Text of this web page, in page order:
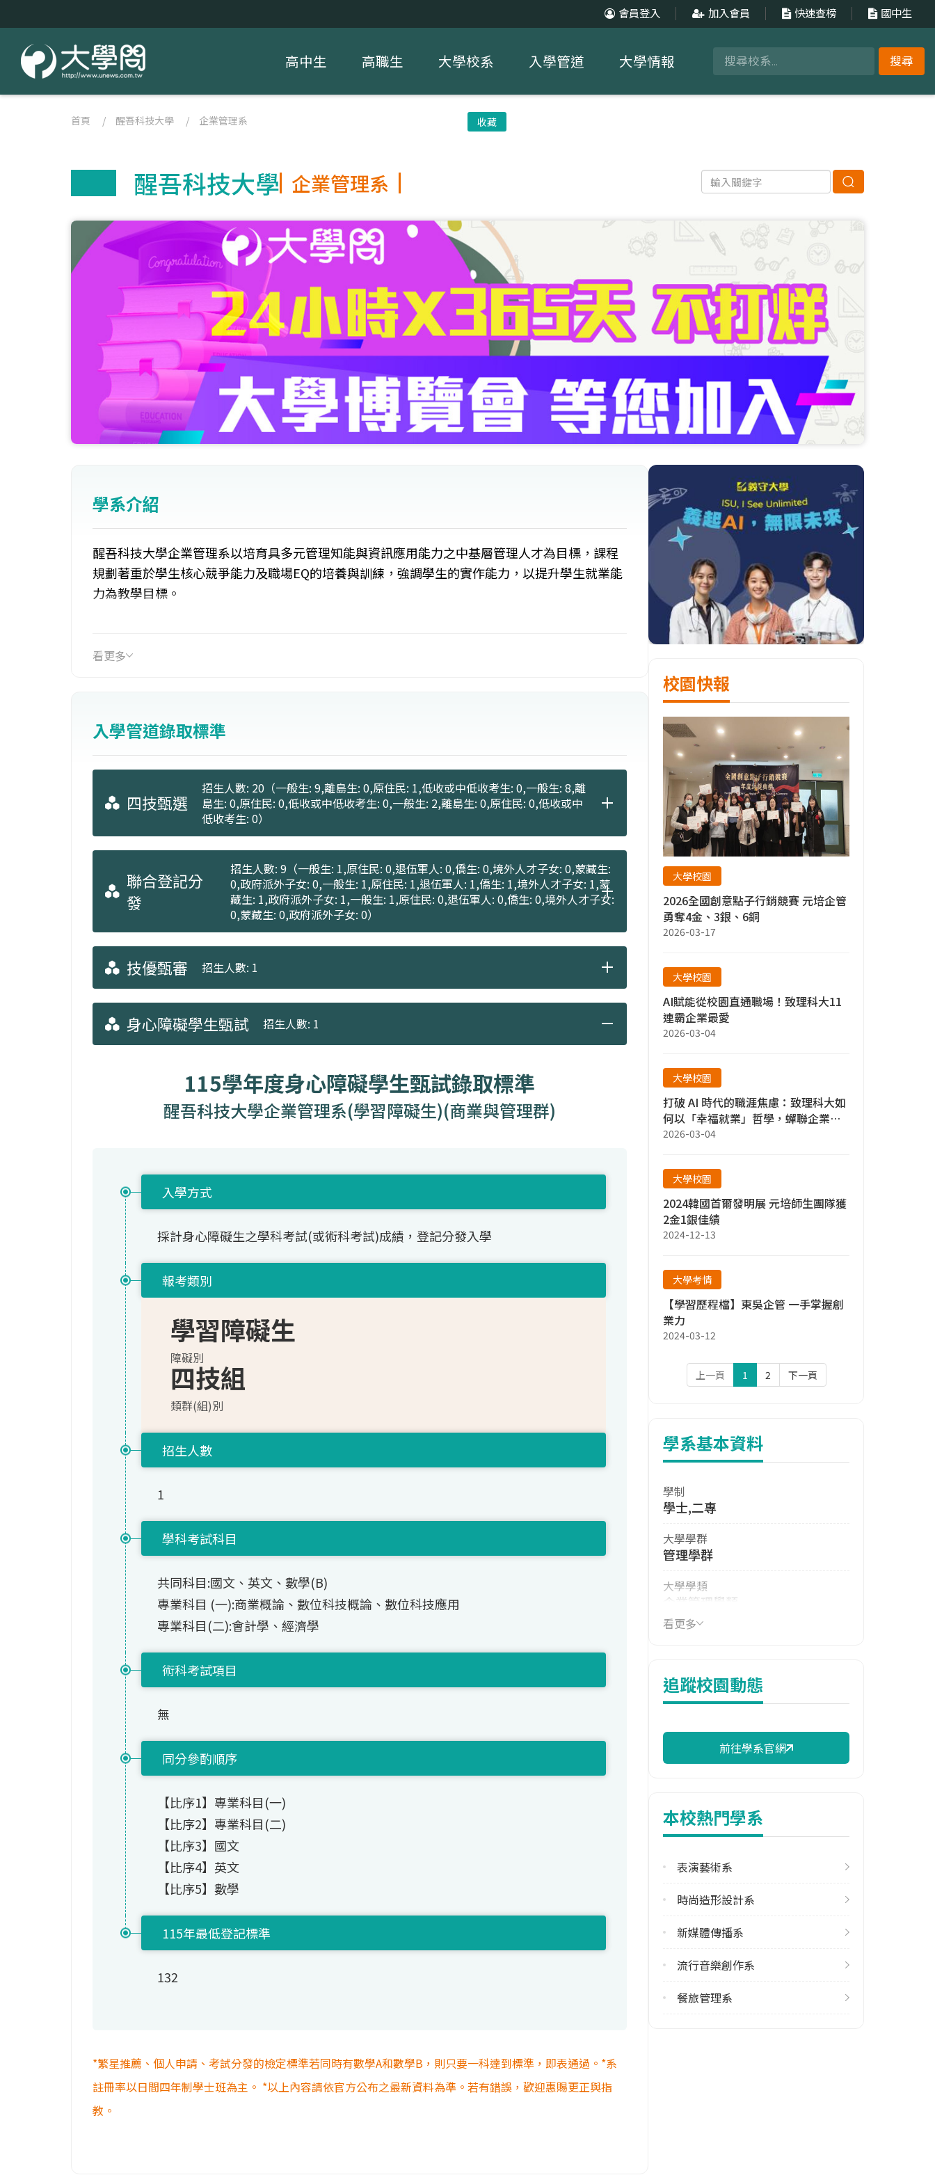
會員登入 加入會員 快速查榜 國中生
搜尋
高中生 高職生 大學校系 入學管道 大學情報
首頁 / 醒吾科技大學 / 企業管理系 收藏
醒吾科技大學 企業管理系
學系介紹
醒吾科技大學企業管理系以培育具多元管理知能與資訊應用能力之中基層管理人才為目標，課程
規劃著重於學生核心競爭能力及職場EQ的培養與訓練，強調學生的實作能力，以提升學生就業能
力為教學目標。
看更多
入學管道錄取標準
四技甄選
招生人數: 20（一般生: 9,離島生: 0,原住民: 1,低收或中低收考生: 0,一般生: 8,離
島生: 0,原住民: 0,低收或中低收考生: 0,一般生: 2,離島生: 0,原住民: 0,低收或中
低收考生: 0）
聯合登記分
發
招生人數: 9（一般生: 1,原住民: 0,退伍軍人: 0,僑生: 0,境外人才子女: 0,蒙藏生:
0,政府派外子女: 0,一般生: 1,原住民: 1,退伍軍人: 1,僑生: 1,境外人才子女: 1,蒙
藏生: 1,政府派外子女: 1,一般生: 1,原住民: 0,退伍軍人: 0,僑生: 0,境外人才子女:
0,蒙藏生: 0,政府派外子女: 0）
技優甄審 招生人數: 1
身心障礙學生甄試 招生人數: 1
115學年度身心障礙學生甄試錄取標準
醒吾科技大學企業管理系(學習障礙生)(商業與管理群)
入學方式
採計身心障礙生之學科考試(或術科考試)成績，登記分發入學
報考類別
學習障礙生
障礙別
四技組
類群(組)別
招生人數
1
學科考試科目
共同科目:國文、英文、數學(B)
專業科目 (一):商業概論、數位科技概論、數位科技應用
專業科目(二):會計學、經濟學
術科考試項目
無
同分參酌順序
【比序1】專業科目(一)
【比序2】專業科目(二)
【比序3】國文
【比序4】英文
【比序5】數學
115年最低登記標準
132
*繁星推薦、個人申請、考試分發的檢定標準若同時有數學A和數學B，則只要一科達到標準，即表通過。*系
註冊率以日間四年制學士班為主。 *以上內容請依官方公布之最新資料為準。若有錯誤，歡迎惠賜更正與指
教。
校園快報
大學校園
2026全國創意點子行銷競賽 元培企管
勇奪4金、3銀、6銅
2026-03-17
大學校園
AI賦能從校園直通職場！致理科大11
連霸企業最愛
2026-03-04
大學校園
打破 AI 時代的職涯焦慮：致理科大如
何以「幸福就業」哲學，蟬聯企業最
愛？
2026-03-04
大學校園
2024韓國首爾發明展 元培師生團隊獲
2金1銀佳績
2024-12-13
大學考情
【學習歷程檔】東吳企管 一手掌握創
業力
2024-03-12
上一頁 1 2 下一頁
學系基本資料
學制
學士,二專
大學學群
管理學群
大學學類
企業管理學類
技職群類
114年學費
38,779 元/學期
114年雜費
8,538 元/學期
學系電話
(02)26015310 #2410
學系地址
看更多
追蹤校園動態
前往學系官網
本校熱門學系
表演藝術系
時尚造形設計系
新媒體傳播系
流行音樂創作系
餐旅管理系